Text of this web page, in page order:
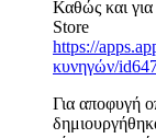
Καθώς και
Store
https://
κυνηγών/
Για αποφυγή